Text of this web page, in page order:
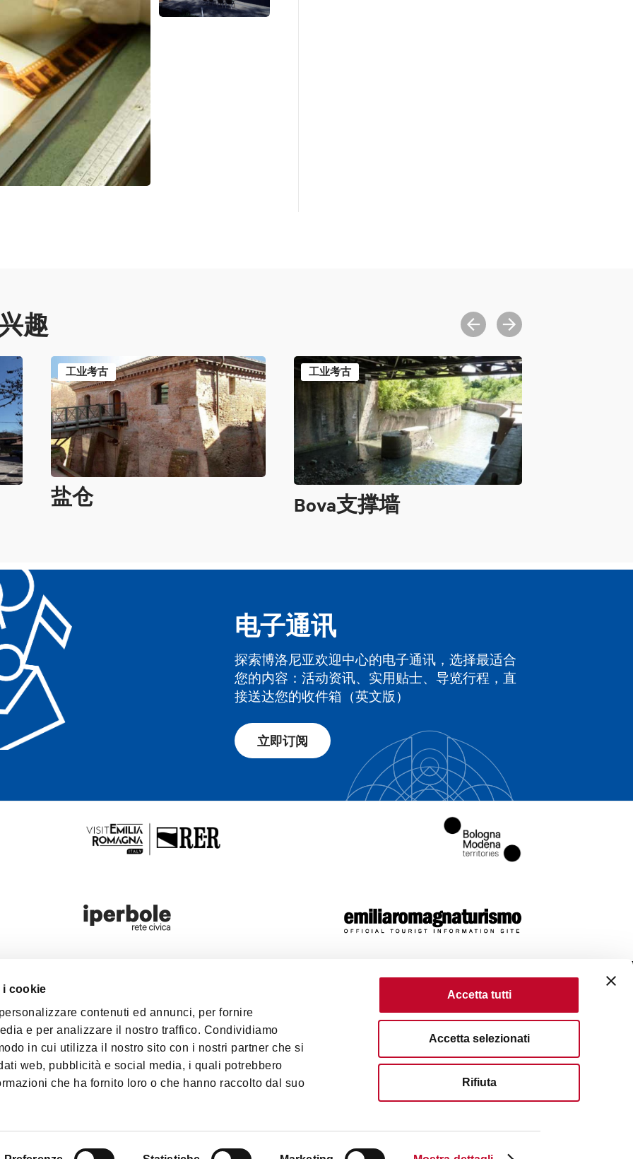
i cookie
contenuti ed annunci, per fornire
e per analizzare il nostro traffico. Condividiamo
in cui utilizza il nostro sito con i nostri partner che si
web, pubblicità e social media, i quali potrebbero
che ha fornito loro o che hanno raccolto dal suo
Accetta tutti
Accetta selezionati
Rifiuta
趣
工业考古
盐仓
工业考古
Bova支撑墙
电子通讯
探索博洛尼亚欢迎中心的电子通讯，选择最适合
您的内容：活动资讯、实用贴士、导览行程，直
接送达您的收件箱（英文版）
立即订阅
尼亚大都会区域
隐私政策 Terms of use Terms of purchase
PEC:fondazionebolognawelcome@legalmail.it